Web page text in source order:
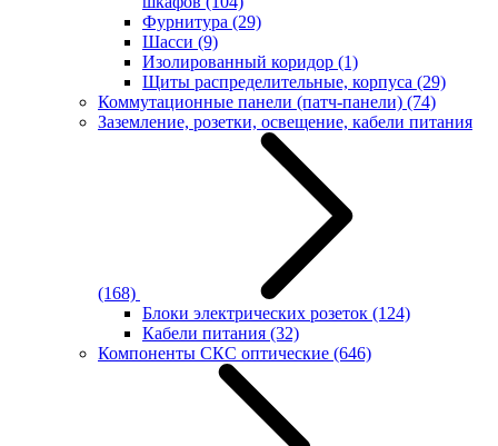
Фурнитура (29)
Шасси (9)
Изолированный коридор (1)
Щиты распределительные, корпуса (29)
Коммутационные панели (патч-панели) (74)
Заземление, розетки, освещение, кабели питания
(168)
Блоки электрических розеток (124)
Кабели питания (32)
Компоненты СКС оптические (646)